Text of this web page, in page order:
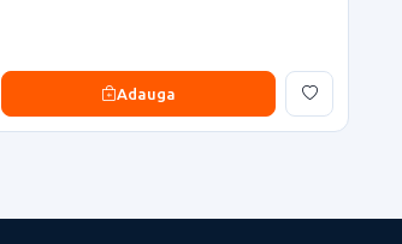
Adauga